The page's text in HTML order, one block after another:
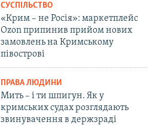
СУСПІЛЬСТВО
«Крим – не Росія»: маркетплейс
Ozon припинив прийом нових
замовлень на Кримському
півострові
ПРАВА ЛЮДИНИ
Мить – і ти шпигун. Як у
кримських судах розглядають
звинувачення в держзраді